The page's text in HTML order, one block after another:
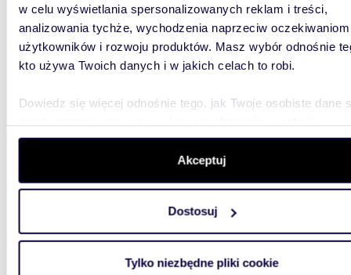
w celu wyświetlania spersonalizowanych reklam i treści,
analizowania tychże, wychodzenia naprzeciw oczekiwaniom
użytkowników i rozwoju produktów. Masz wybór odnośnie
kto używa Twoich danych i w jakich celach to robi.
Dowiedz się więcej odnośnie tego, jak Twoje osobiste dane
szczegółów. W Deklaracji plików cookie możesz zmienić
wycofać swoją zgodę w dowolnej chwili.
aby oferować funkcje społecznościowe i analizować ruch w
witrynie. Informacje o tym, jak korzystasz z naszej witryny,
analitycznym. Partnerzy mogą połączyć te informacje z
Akceptuj
Dostosuj
Tylko niezbędne pliki cookie
7 000